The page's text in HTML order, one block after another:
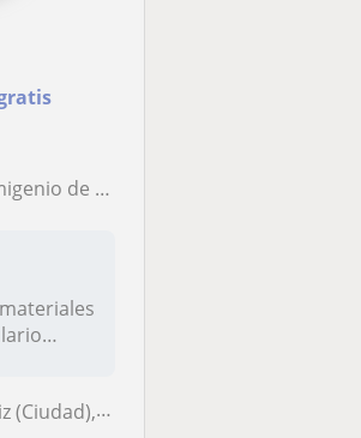
aprender italiano para españoles.
María, Puerto Real